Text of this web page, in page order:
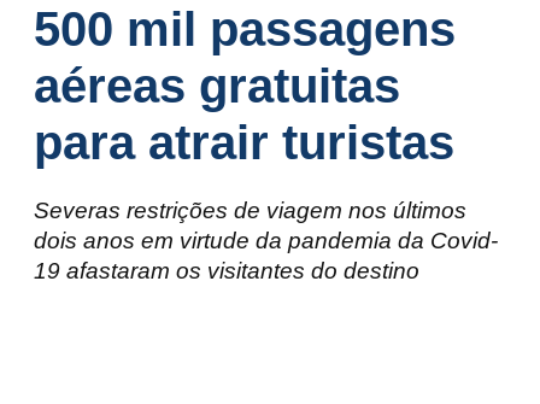
500 mil passagens
aéreas gratuitas
para atrair turistas
Severas restrições de viagem nos últimos
dois anos em virtude da pandemia da Covid-
19 afastaram os visitantes do destino